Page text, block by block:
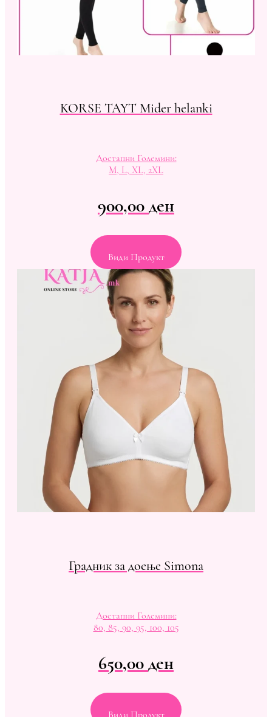
KORSE TAYT Mider helanki
Достапни Големини:
M, L, XL, 2XL
900,00ден
Види Продукт
Градник за доење Simona
Достапни Големини:
80, 85, 90, 95, 100, 105
650,00ден
Види Продукт